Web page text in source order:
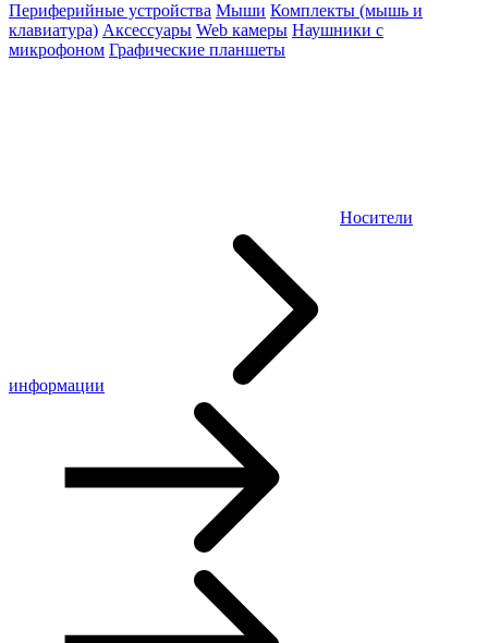
Периферийные устройства Мыши Комплекты (мышь и
клавиатура) Аксессуары Web камеры Наушники с
микрофоном Графические планшеты
Носители
информации